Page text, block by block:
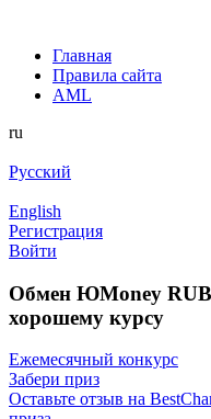
Главная
Правила сайта
AML
ru
Русский
English
Регистрация
Войти
Обмен ЮMoney
хорошему курсу
Ежемесячный конкурс
Забери приз
Оставьте отзыв на